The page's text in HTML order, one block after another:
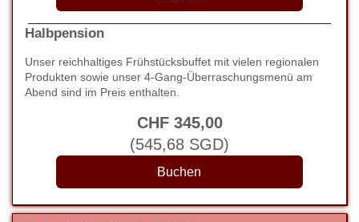
Halbpension
Unser reichhaltiges Frühstücksbuffet mit vielen regionalen
Produkten sowie unser 4-Gang-Überraschungsmenü am
Abend sind im Preis enthalten.
CHF 345,00
(545,68 SGD)